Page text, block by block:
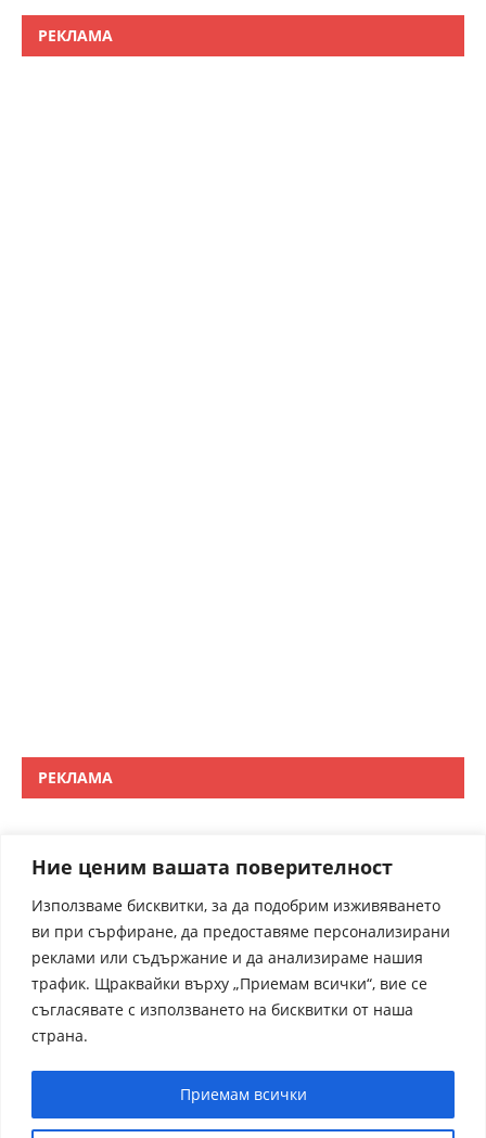
Ние ценим вашата поверителност
Използваме бисквитки, за да подобрим изживяването
ви при сърфиране, да предоставяме персонализирани
реклами или съдържание и да анализираме нашия
трафик. Щраквайки върху „Приемам всички“, вие се
съгласявате с използването на бисквитки от наша
страна.
Приемам всички
РЕКЛАМА
РЕКЛАМА